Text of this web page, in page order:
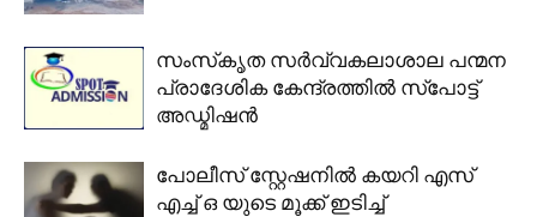
സംസ്‌കൃത സർവ്വകലാശാല പന്മന
പ്രാദേശിക കേന്ദ്രത്തിൽ സ്പോട്ട്
അഡ്മിഷൻ
പോലീസ് സ്റ്റേഷനിൽ കയറി എസ്
എച്ച് ഒ യുടെ മൂക്ക് ഇടിച്ച്